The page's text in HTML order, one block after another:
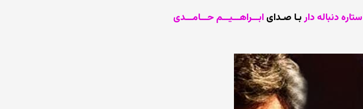
ستاره دنباله داربـا صـدایابـــراهـــیـــم حـــامـــدی